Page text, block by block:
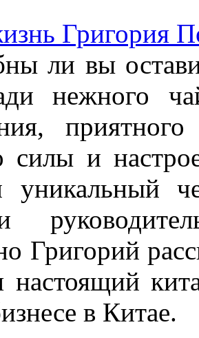
Григория
ли вы
нежного
силы и
уникальный
Григорий
настоящий
в Китае.